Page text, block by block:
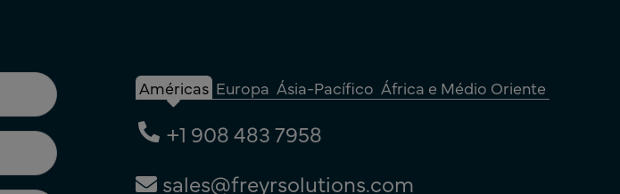
Américas Europa Ásia-Pacífico África e Médio Oriente
+1 908 483 7958
sales@freyrsolutions.com